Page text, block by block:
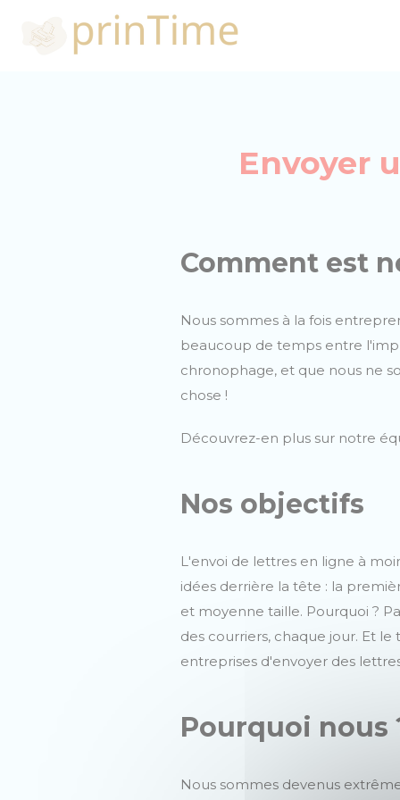
Envoyer
Comment est
Nous sommes à la fois
beaucoup de temps entre
chronophage, et que nous ne
chose !
Découvrez-en plus sur notre
Nos objectifs
L'envoi de lettres en ligne à
idées derrière la tête : la
et moyenne taille. Pourquoi ?
des courriers, chaque jour. Et
entreprises d'envoyer des
Pourquoi nous
Nous sommes devenus